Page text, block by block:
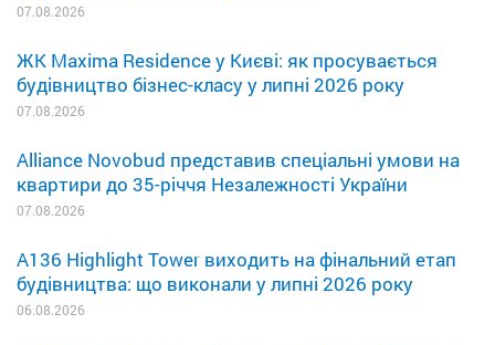
07.08.2026
ЖК Maxima Residence у Києві: як просувається
будівництво бізнес-класу у липні 2026 року
07.08.2026
Alliance Novobud представив спеціальні умови на
квартири до 35-річчя Незалежності України
07.08.2026
A136 Highlight Tower виходить на фінальний етап
будівництва: що виконали у липні 2026 року
06.08.2026